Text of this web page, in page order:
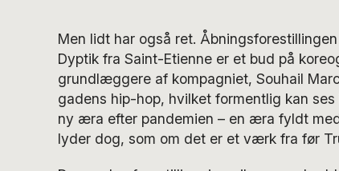
Men lidt har også ret. Åbningsforestillingen
Dyptik fra Saint-Etienne er et bud på
grundlæggere af kompagniet, Souhail
gadens hip-hop, hvilket formentlig kan
ny æra efter pandemien – en æra fyldt
lyder dog, som om det er et værk fra før